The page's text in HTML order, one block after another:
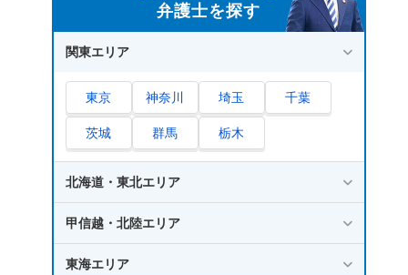
弁護士を探す
関東エリア
東京 神奈川 埼玉 千葉
茨城 群馬 栃木
北海道・東北エリア
甲信越・北陸エリア
東海エリア